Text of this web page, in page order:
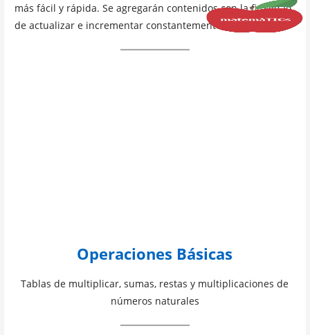
más fácil y rápida. Se agregarán contenidos con la finalidad
de actualizar e incrementar constantemente esta sección…
Operaciones Básicas
Tablas de multiplicar, sumas, restas y multiplicaciones de
números naturales